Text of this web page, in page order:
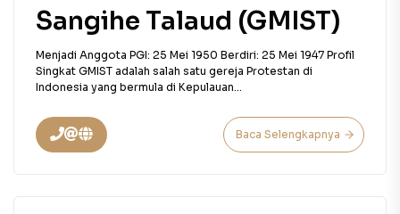
Sangihe Talaud (GMIST)
Menjadi Anggota PGI: 25 Mei 1950 Berdiri: 25 Mei 1947 Profil
Singkat GMIST adalah salah satu gereja Protestan di
Indonesia yang bermula di Kepulauan...
Baca Selengkapnya